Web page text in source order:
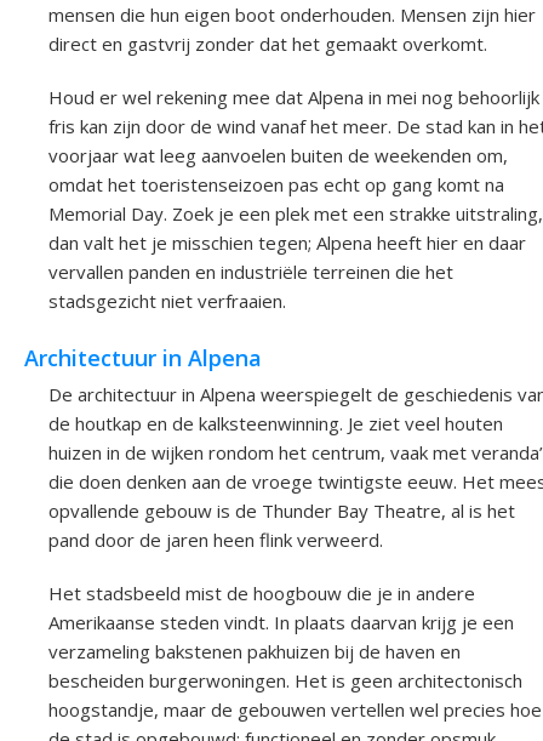
mensen die hun eigen boot onderhouden. Mensen zijn hier
direct en gastvrij zonder dat het gemaakt overkomt.
Houd er wel rekening mee dat Alpena in mei nog behoorlijk
fris kan zijn door de wind vanaf het meer. De stad kan in
voorjaar wat leeg aanvoelen buiten de weekenden om,
omdat het toeristenseizoen pas echt op gang komt na
Memorial Day. Zoek je een plek met een strakke uitstraling,
dan valt het je misschien tegen; Alpena heeft hier en daar
vervallen panden en industriële terreinen die het
stadsgezicht niet verfraaien.
Architectuur in Alpena
De architectuur in Alpena weerspiegelt de geschiedenis
de houtkap en de kalksteenwinning. Je ziet veel houten
huizen in de wijken rondom het centrum, vaak met
die doen denken aan de vroege twintigste eeuw. Het
opvallende gebouw is de Thunder Bay Theatre, al is het
pand door de jaren heen flink verweerd.
Het stadsbeeld mist de hoogbouw die je in andere
Amerikaanse steden vindt. In plaats daarvan krijg je een
verzameling bakstenen pakhuizen bij de haven en
bescheiden burgerwoningen. Het is geen architectonisch
hoogstandje, maar de gebouwen vertellen wel precies hoe